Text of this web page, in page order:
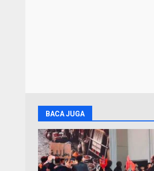
BACA JUGA